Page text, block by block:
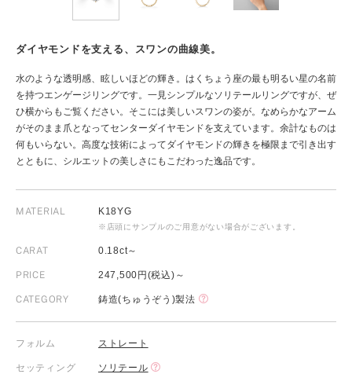
ダイヤモンドを支える、スワンの曲線美。
水のような透明感、眩しいほどの輝き。はくちょう座の最も明るい星の名前
を持つエンゲージリングです。一見シンプルなソリテールリングですが、ぜ
ひ横からもご覧ください。そこには美しいスワンの姿が。なめらかなアーム
がそのまま爪となってセンターダイヤモンドを支えています。余計なものは
何もいらない。高度な技術によってダイヤモンドの輝きを極限まで引き出す
とともに、シルエットの美しさにもこだわった逸品です。
MATERIAL K18YG
※店頭にサンプルのご用意がない場合がございます。
CARAT 0.18ct～
PRICE 247,500円(税込)～
CATEGORY 鋳造(ちゅうぞう)製法
フォルム ストレート
セッティング ソリテール